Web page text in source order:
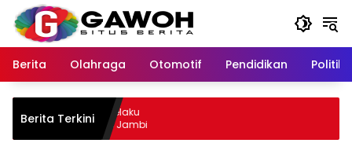
Langsung
konten
Berita
Olahraga Otomotif Pendidikan Politik
Berita Terkini
Tangkap Pelaku
Kabur ke Jambi